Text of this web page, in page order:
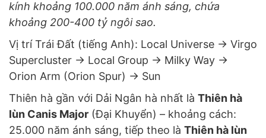
kính khoảng 100.000 năm ánh sáng, chứa
khoảng 200-400 tỷ ngôi sao.
Vị trí Trái Đất (tiếng Anh): Local Universe -> Virgo
Supercluster -> Local Group -> Milky Way ->
Orion Arm (Orion Spur) -> Sun
Thiên hà gần với Dải Ngân hà nhất là Thiên hà
lùn Canis Major (Đại Khuyển) – khoảng cách:
25.000 năm ánh sáng, tiếp theo là Thiên hà lùn